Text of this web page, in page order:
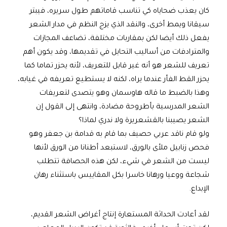
كان يعذب ضحاياه كي تناسب قاماتهم طول سريره، فيبتر
سيقانا ويمط أخرى، والنقد الذي يزج النظم في مدار الشعر
يفعل ذلك أيضا لكن بمقاربات مختلفة، تضاعف المجازات
والمترادفات من أساليب التحايل في تقديمها، وقد يكون أهم
تعريف للشعر هو أنه غير قابل للتعريف، لأنه يحزر تماما كما
يحزر القط الفأر عندما يراه، لكنه لا يستطيع تعريفه في غيابه،
وهذا بالضبط ما قاله هاوسمان وهو يتصدى لتعريفات
الشعر المدرسية بأطروحة مضادة، وانتهى إلى القول إن
الشعر يصيبنا بالقشعريرة ولا ندري لماذا؟
ولو قام ناقد عربي حصيف بما قام به قدامة بن جعفر وهو
فحص زنابيل ملأى بالورق، لاستبعد أطنانا من الورق لأنها
ليست من الشعر في شيء، لكن هذه الحصافة تتطلب
شجاعة ووعيا ورهانا خاسرا بكل المقاييس باستثناء رهان
الإبداع.
لقد أعادت الحداثة المستعارة إنتاج أغراض الشعر القديم،